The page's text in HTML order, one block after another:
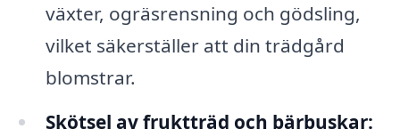
växter, ogräsrensning och gödsling,
vilket säkerställer att din trädgård
blomstrar.
Skötsel av fruktträd och bärbuskar: